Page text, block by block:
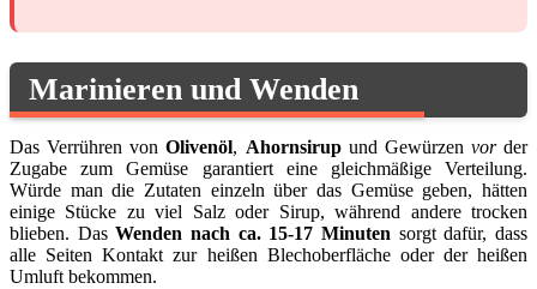
Marinieren und Wenden
Das Verrühren vonOlivenöl, Ahornsirupund Gewürzen vorder
Zugabe zum Gemüse garantiert eine gleichmäßige Verteilung.
Würde man die Zutaten einzeln über das Gemüse geben, hätten
einige Stücke zu viel Salz oder Sirup, während andere trocken
blieben. DasWenden nach ca. 15-17 Minuten sorgt dafür, dass
alle Seiten Kontakt zur heißen Blechoberfläche oder der heißen
Umluft bekommen.